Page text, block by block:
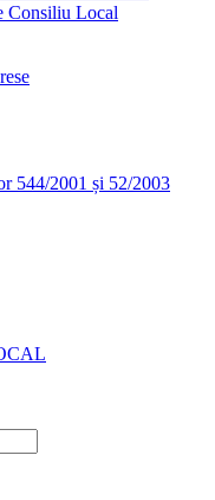
Consiliu Local
544/2001 și 52/2003